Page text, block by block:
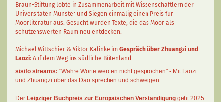
Braun-Stiftung lobte in Zusammenarbeit mit Wissenschaftlern der
Universitäten Münster und Siegen einmalig einen Preis für
Moorliteratur aus. Gesucht wurden Texte, die das Moor als
schützenswerten Raum neu entdecken.
Michael Wittschier & Viktor Kalinke im Gespräch über Zhuangzi und
Laozi: Auf dem Weg ins südliche Bütenland
sisifo streams: "Wahre Worte werden nicht gesprochen" - Mit Laozi
und Zhuangzi über das Dao sprechen und schweigen
Der Leipziger Buchpreis zur Europäischen Verständigung geht 2025